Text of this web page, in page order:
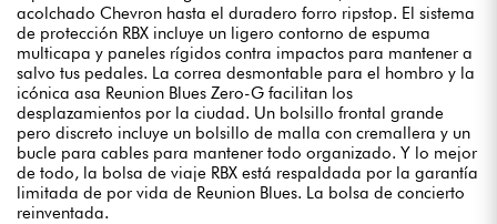
acolchado Chevron hasta el duradero forro ripstop. El sistema
de protección RBX incluye un ligero contorno de espuma
multicapa y paneles rígidos contra impactos para mantener a
salvo tus pedales. La correa desmontable para el hombro y la
icónica asa Reunion Blues Zero-G facilitan los
desplazamientos por la ciudad. Un bolsillo frontal grande
pero discreto incluye un bolsillo de malla con cremallera y un
bucle para cables para mantener todo organizado. Y lo mejor
de todo, la bolsa de viaje RBX está respaldada por la garantía
limitada de por vida de Reunion Blues. La bolsa de concierto
reinventada.